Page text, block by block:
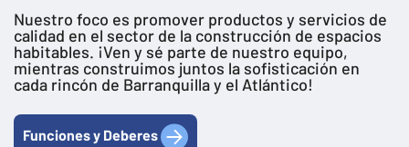
Nuestro foco es promover productos y servicios de
calidad en el sector de la construcción de espacios
habitables. ¡Ven y sé parte de nuestro equipo,
mientras construimos juntos la sofisticación en
cada rincón de Barranquilla y el Atlántico!
Funciones y Deberes